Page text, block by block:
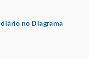
no Diagrama